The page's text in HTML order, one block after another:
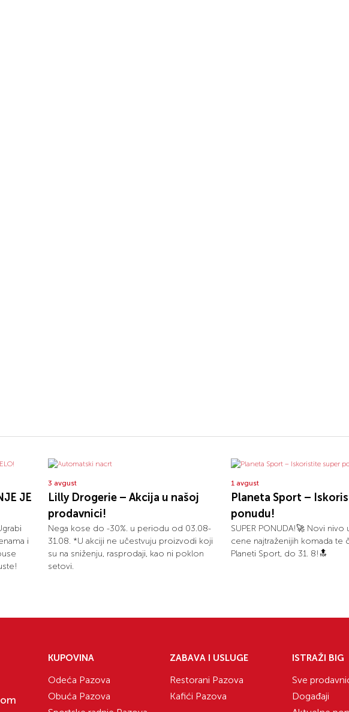
JE
i
3 avgust
Lilly Drogerie – Akcija u našoj
prodavnici!
Nega kose do -30%. u periodu od 03.08-
31.08. *U akciji ne učestvuju proizvodi koji
su na sniženju, rasprodaji, kao ni poklon
setovi.
1 avgust
Planeta Sport –
ponudu!
SUPER PONUDA!🚀 Novi
cene najtraženijih komada te
Planeti Sport, do 31. 8!🔝
KUPOVINA
Odeća Pazova
Obuća Pazova
ZABAVA I USLUGE
Restorani Pazova
Kafići Pazova
ISTRAŽI BIG
Sve
Događaji